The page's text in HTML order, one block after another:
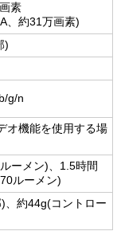
素
、約31万画素)
)
g/n
オ機能を使用する場
ーメン)、1.5時間
ルーメン)
、約44g(コントロー